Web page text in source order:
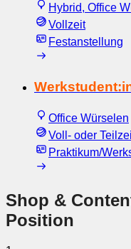
Hybrid, Office
Vollzeit
Festanstellung
Office Würselen
Voll- oder
Praktikum/
Shop &
Position